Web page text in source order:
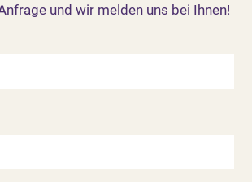
und wir melden uns bei Ihnen!